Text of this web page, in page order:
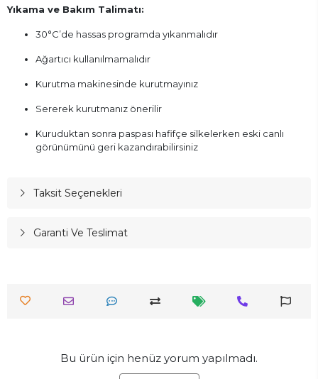
Yıkama ve Bakım Talimatı:
30°C’de hassas programda yıkanmalıdır
Ağartıcı kullanılmamalıdır
Kurutma makinesinde kurutmayınız
Sererek kurutmanız önerilir
Kuruduktan sonra paspası hafifçe silkelerken eski canlı
görünümünü geri kazandırabilirsiniz
Taksit Seçenekleri
Garanti Ve Teslimat
Bu ürün için henüz yorum yapılmadı.